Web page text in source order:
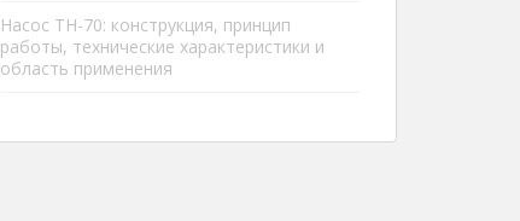
Насос ТН-70: конструкция, принцип
работы, технические характеристики и
область применения